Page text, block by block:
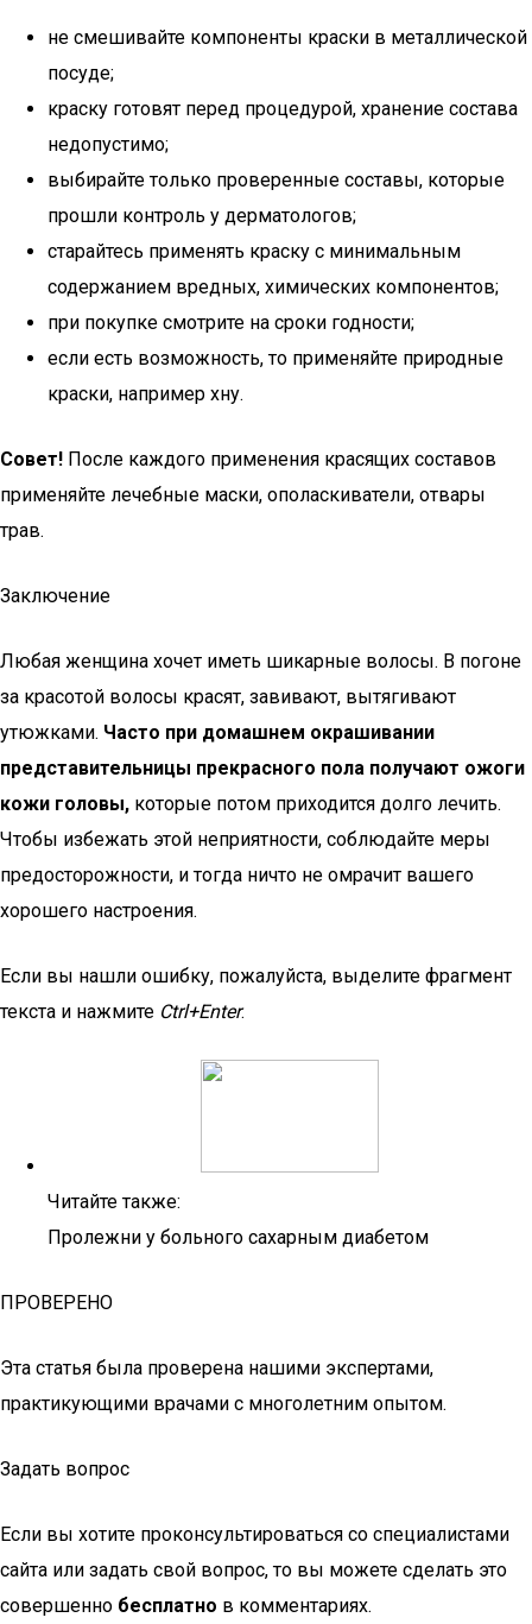
не смешивайте компоненты краски в металлической
посуде;
краску готовят перед процедурой, хранение состава
недопустимо;
выбирайте только проверенные составы, которые
прошли контроль у дерматологов;
старайтесь применять краску с минимальным
содержанием вредных, химических компонентов;
при покупке смотрите на сроки годности;
если есть возможность, то применяйте природные
краски, например хну.
Совет! После каждого применения красящих составов
применяйте лечебные маски, ополаскиватели, отвары
трав.
Заключение
Любая женщина хочет иметь шикарные волосы. В погоне
за красотой волосы красят, завивают, вытягивают
утюжками. Часто при домашнем окрашивании
представительницы прекрасного пола получают ожоги
кожи головы, которые потом приходится долго лечить.
Чтобы избежать этой неприятности, соблюдайте меры
предосторожности, и тогда ничто не омрачит вашего
хорошего настроения.
Если вы нашли ошибку, пожалуйста, выделите фрагмент
текста и нажмите Ctrl+Enter.
Читайте также:
Пролежни у больного сахарным диабетом
ПРОВЕРЕНО
Эта статья была проверена нашими экспертами,
практикующими врачами с многолетним опытом.
Задать вопрос
Если вы хотите проконсультироваться со специалистами
сайта или задать свой вопрос, то вы можете сделать это
совершенно бесплатно в комментариях.